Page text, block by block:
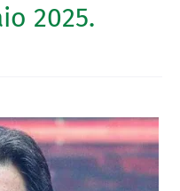
2025.